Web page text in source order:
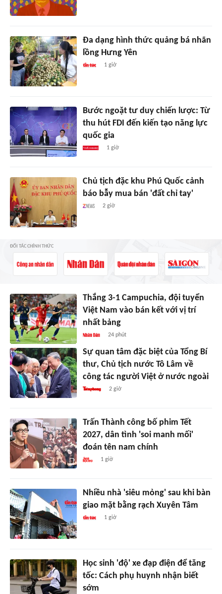
Đa dạng hình thức quảng bá nhãn
lồng Hưng Yên
1 giờ
Bước ngoặt tư duy chiến lược: Từ
thu hút FDI đến kiến tạo năng lực
quốc gia
1 giờ
Chủ tịch đặc khu Phú Quốc cảnh
báo bẫy mua bán 'đất chỉ tay'
2 giờ
ĐỐI TÁC CHÍNH THỨC
Thắng 3-1 Campuchia, đội tuyển
Việt Nam vào bán kết với vị trí
nhất bảng
24 phút
Sự quan tâm đặc biệt của Tổng Bí
thư, Chủ tịch nước Tô Lâm về
công tác người Việt ở nước ngoài
2 giờ
Trấn Thành công bố phim Tết
2027, dân tình 'soi manh mối'
đoán tên nam chính
1 giờ
Nhiều nhà 'siêu mỏng' sau khi bàn
giao mặt bằng rạch Xuyên Tâm
1 giờ
Học sinh 'độ' xe đạp điện để tăng
tốc: Cách phụ huynh nhận biết
sớm